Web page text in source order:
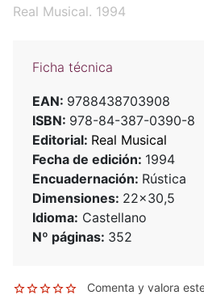
Real Musical. 1994
Ficha técnica
EAN: 9788438703908
ISBN: 978-84-387-0390-8
Editorial: Real Musical
Fecha de edición: 1994
Encuadernación: Rústica
Dimensiones: 22x30,5
Idioma: Castellano
Nº páginas: 352
Comenta y valora